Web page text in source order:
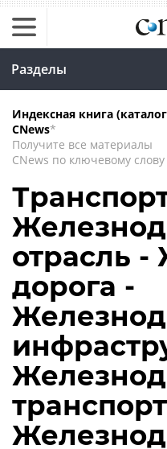
Разделы
Индексная книга
CNews*
Получите все материалы
CNews по ключевому слову
отрасль -
дорога -